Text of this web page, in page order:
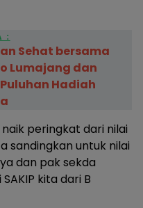
:
Sehat bersama
Lumajang dan
Hadiah
peringkat dari nilai
sandingkan untuk nilai
dan pak sekda
kita dari B